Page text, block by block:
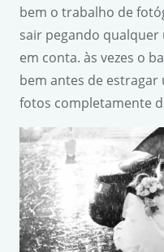
bem o trabalho de
sair pegando
em conta. às vezes o
bem antes de
fotos completamente